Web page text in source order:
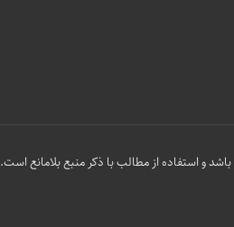
و استفاده از مطالب با ذکر منبع بلامانع است.